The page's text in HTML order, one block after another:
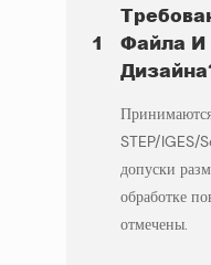
1
Файла И
STEP/IGES/
допуски
обработке
отмечены.